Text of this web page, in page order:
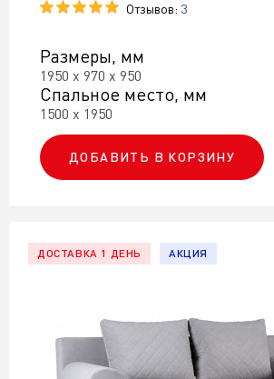
Отзывов: 3
Размеры, мм
1950 х 970 х 950
Спальное место, мм
1500 х 1950
ДОБАВИТЬ В КОРЗИНУ
ДОСТАВКА 1 ДЕНЬ АКЦИЯ